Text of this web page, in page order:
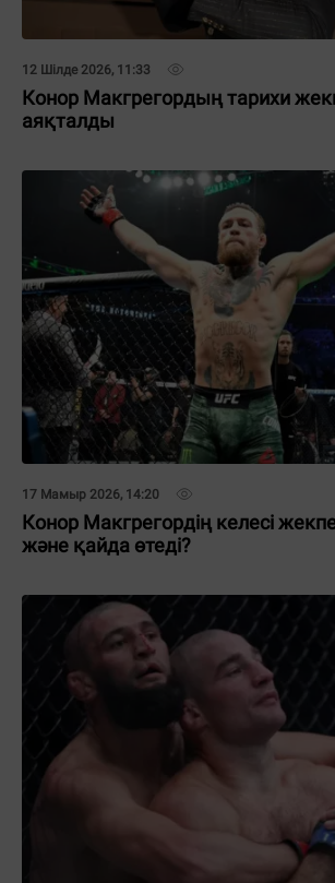
12 Шілде 2026, 11:33
Конор Макгрегордың тарихи
аяқталды
17 Мамыр 2026, 14:20
Конор Макгрегордің келесі
және қайда өтеді?